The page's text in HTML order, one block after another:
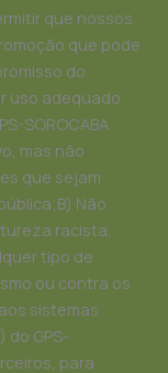
que nossos
que pode
do
uso adequado
SOROCABA
mas não
que sejam
Não
racista,
tipo de
ou contra os
sistemas
GPS-
para